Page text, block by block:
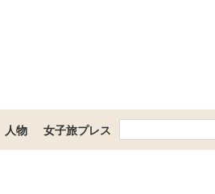
人物 女子旅プレス